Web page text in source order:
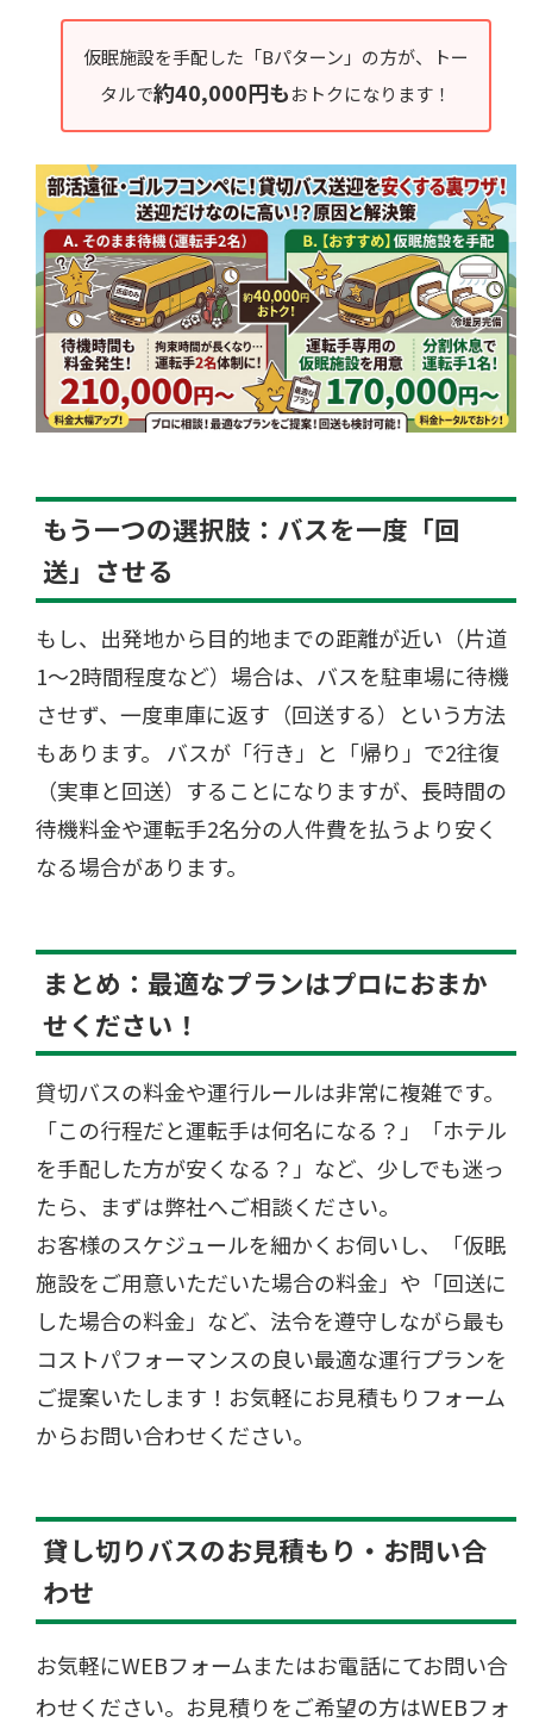
仮眠施設を手配した「Bパターン」の方が、トー
タルで約40,000円もおトクになります！
もう一つの選択肢：バスを一度「回
送」させる
もし、出発地から目的地までの距離が近い（片道
1〜2時間程度など）場合は、バスを駐車場に待機
させず、一度車庫に返す（回送する）という方法
もあります。 バスが「行き」と「帰り」で2往復
（実車と回送）することになりますが、長時間の
待機料金や運転手2名分の人件費を払うより安く
なる場合があります。
まとめ：最適なプランはプロにおまか
せください！
貸切バスの料金や運行ルールは非常に複雑です。
「この行程だと運転手は何名になる？」「ホテル
を手配した方が安くなる？」など、少しでも迷っ
たら、まずは弊社へご相談ください。
お客様のスケジュールを細かくお伺いし、「仮眠
施設をご用意いただいた場合の料金」や「回送に
した場合の料金」など、法令を遵守しながら最も
コストパフォーマンスの良い最適な運行プランを
ご提案いたします！お気軽にお見積もりフォーム
からお問い合わせください。
貸し切りバスのお見積もり・お問い合
わせ
お気軽にWEBフォームまたはお電話にてお問い合
わせください。お見積りをご希望の方はWEBフォ